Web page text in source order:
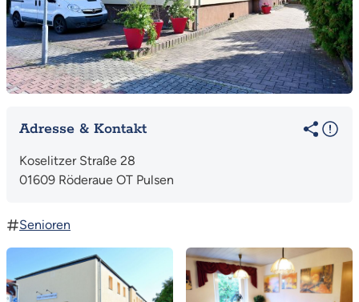
Adresse & Kontakt
Koselitzer Straße 28
01609 Röderaue OT Pulsen
Senioren